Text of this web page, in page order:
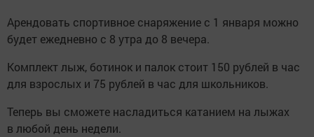
Арендовать спортивное снаряжение с 1 января можно
будет ежедневно с 8 утра до 8 вечера.
Комплект лыж, ботинок и палок стоит 150 рублей в час
для взрослых и 75 рублей в час для школьников.
Теперь вы сможете насладиться катанием на лыжах
в любой день недели.